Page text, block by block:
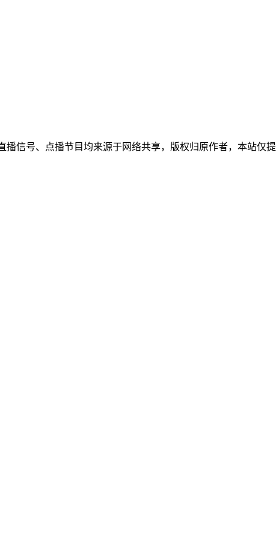
信号、点播节目均来源于网络共享，版权归原作者，本站仅